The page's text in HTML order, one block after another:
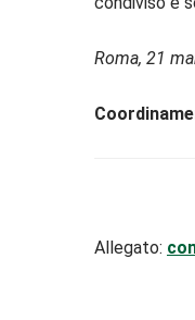
Roma, 21
Allegato: